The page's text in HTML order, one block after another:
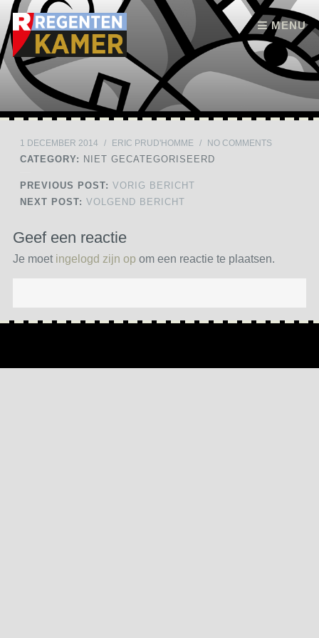
MENU
Skip to content
1 DECEMBER 2014 / ERIC PRUD'HOMME / NO COMMENTS
CATEGORY: NIET GECATEGORISEERD
PREVIOUS POST: VORIG BERICHT
NEXT POST: VOLGEND BERICHT
Geef een reactie
Je moet ingelogd zijn op om een reactie te plaatsen.